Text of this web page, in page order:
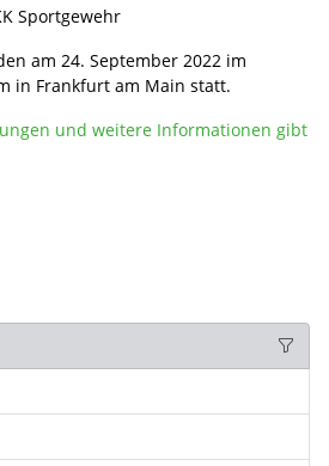
Sportgewehr
am 24. September 2022 im
in Frankfurt am Main statt.
und weitere Informationen gibt